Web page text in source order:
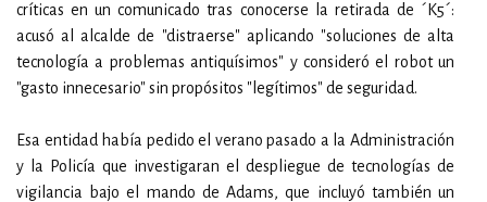
críticas en un comunicado tras conocerse la retirada de ´K5´:
acusó al alcalde de "distraerse" aplicando "soluciones de alta
tecnología a problemas antiquísimos" y consideró el robot un
"gasto innecesario" sin propósitos "legítimos" de seguridad.
Esa entidad había pedido el verano pasado a la Administración
y la Policía que investigaran el despliegue de tecnologías de
vigilancia bajo el mando de Adams, que incluyó también un